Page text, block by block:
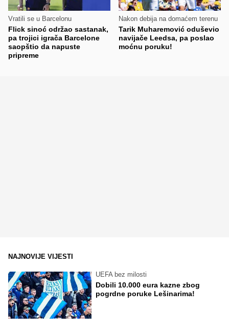
Vratili se u Barcelonu
Flick sinoć održao sastanak,
pa trojici igrača Barcelone
saopštio da napuste
pripreme
Nakon debija na domaćem terenu
Tarik Muharemović oduševio
navijače Leedsa, pa poslao
moćnu poruku!
NAJNOVIJE VIJESTI
UEFA bez milosti
Dobili 10.000 eura kazne zbog
pogrdne poruke Lešinarima!